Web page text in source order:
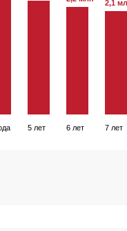
5 лет 6 лет
2,1
7 лет